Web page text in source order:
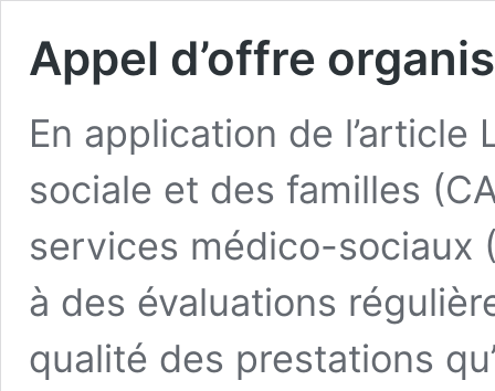
Appel d’offre
En application de l’article
sociale et des familles
services médico-sociaux
à des évaluations
qualité des prestations